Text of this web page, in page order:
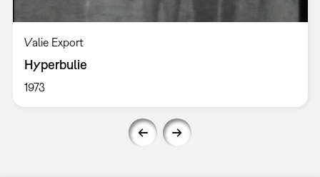
Valie Export
Hyperbulie
1973